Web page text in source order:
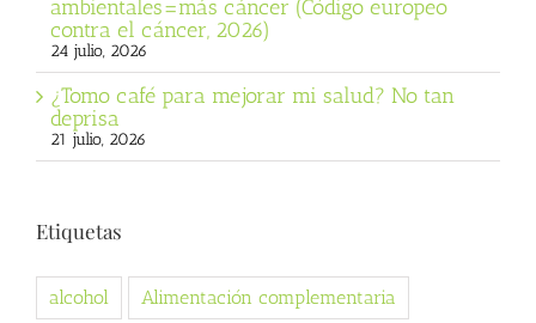
ambientales=más cáncer (Código europeo
contra el cáncer, 2026)
24 julio, 2026
¿Tomo café para mejorar mi salud? No tan
deprisa
21 julio, 2026
Etiquetas
alcohol Alimentación complementaria